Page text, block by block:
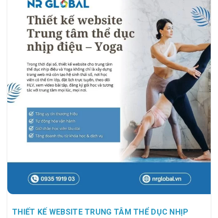
vững, thân thiện, chuẩn UX/UI và tối ưu SEO, giúp doanh
nghiệp mở rộng thị trường và tăng trưởng doanh số thực tế.
1. Hành Trình 3 Năm Đồng Hành Cùng…
THIẾT KẾ WEBSITE TRUNG TÂM THỂ DỤC NHỊP